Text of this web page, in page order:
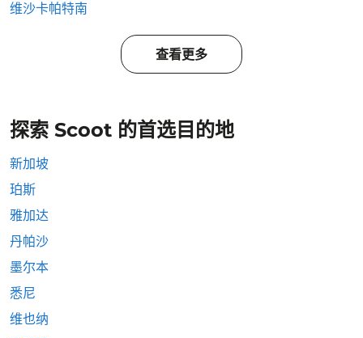
维沙卡帕特南
查看更多
探索 Scoot 的首选目的地
新加坡
珀斯
雅加达
丹帕沙
墨尔本
悉尼
维也纳